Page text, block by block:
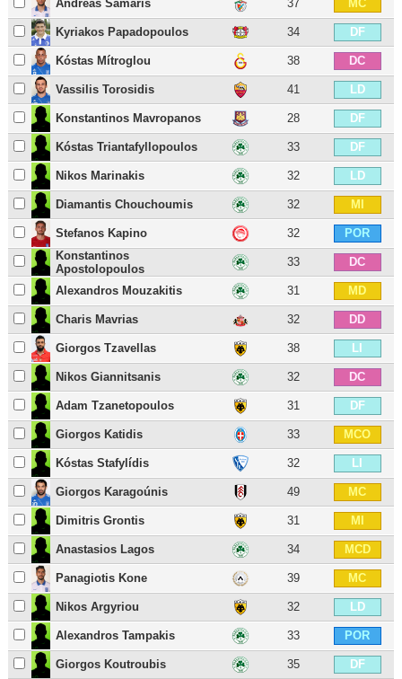
Andreas Samaris 37 MC
Kyriakos Papadopoulos 34 DF
Kóstas Mítroglou 38 DC
Vassilis Torosidis 41 LD
Konstantinos Mavropanos 28 DF
Kóstas Triantafyllopoulos 33 DF
Nikos Marinakis 32 LD
Diamantis Chouchoumis 32 MI
Stefanos Kapino 32
POR
Konstantinos
Apostolopoulos
33 DC
Alexandros Mouzakitis 31 MD
Charis Mavrias 32 DD
Giorgos Tzavellas 38 LI
Nikos Giannitsanis 32 DC
Adam Tzanetopoulos 31 DF
Giorgos Katidis 33 MCO
Kóstas Stafylídis 32 LI
Giorgos Karagoúnis 49 MC
Dimitris Grontis 31 MI
Anastasios Lagos 34 MCD
Panagiotis Kone 39 MC
Nikos Argyriou 32 LD
Alexandros Tampakis 33 POR
Giorgos Koutroubis 35 DF